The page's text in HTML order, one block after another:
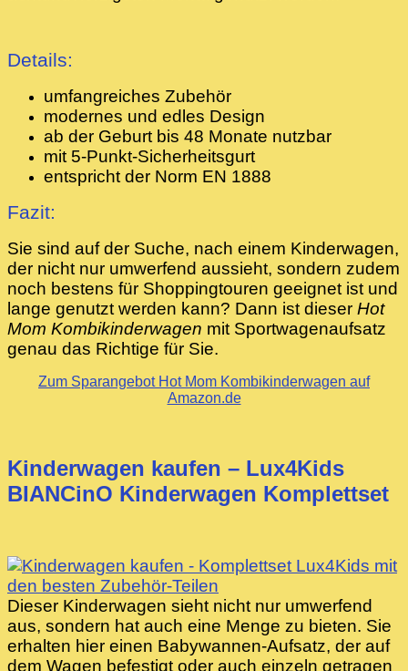
Details:
umfangreiches Zubehör
modernes und edles Design
ab der Geburt bis 48 Monate nutzbar
mit 5-Punkt-Sicherheitsgurt
entspricht der Norm EN 1888
Fazit:
Sie sind auf der Suche, nach einem Kinderwagen,
der nicht nur umwerfend aussieht, sondern zudem
noch bestens für Shoppingtouren geeignet ist und
lange genutzt werden kann? Dann ist dieser Hot
Mom Kombikinderwagen mit Sportwagenaufsatz
genau das Richtige für Sie.
Zum Sparangebot Hot Mom Kombikinderwagen auf
Amazon.de
Kinderwagen kaufen – Lux4Kids
BIANCinO Kinderwagen Komplettset
Dieser Kinderwagen sieht nicht nur umwerfend
aus, sondern hat auch eine Menge zu bieten. Sie
erhalten hier einen Babywannen-Aufsatz, der auf
dem Wagen befestigt oder auch einzeln getragen